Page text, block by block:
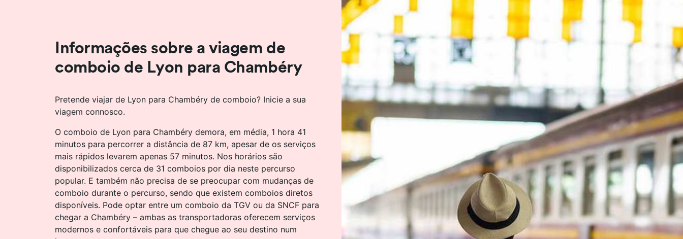
Informações sobre a viagem de
comboio de Lyon para Chambéry
Pretende viajar de Lyon para Chambéry de comboio? Inicie a sua
viagem connosco.
O comboio de Lyon para Chambéry demora, em média, 1 hora 41
minutos para percorrer a distância de 87 km, apesar de os serviços
mais rápidos levarem apenas 57 minutos. Nos horários são
disponibilizados cerca de 31 comboios por dia neste percurso
popular. E também não precisa de se preocupar com mudanças de
comboio durante o percurso, sendo que existem comboios diretos
disponíveis. Pode optar entre um comboio da TGV ou da SNCF para
chegar a Chambéry – ambas as transportadoras oferecem serviços
modernos e confortáveis para que chegue ao seu destino num